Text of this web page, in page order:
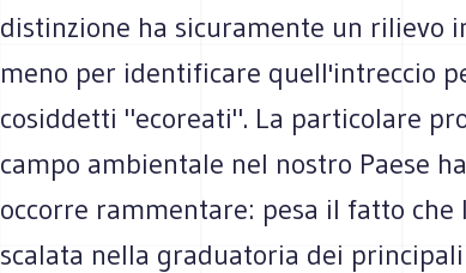
distinzione ha sicuramente un rilievo
meno per identificare quell'intreccio
cosiddetti "ecoreati". La particolare
campo ambientale nel nostro Paese
occorre rammentare: pesa il fatto
scalata nella graduatoria dei